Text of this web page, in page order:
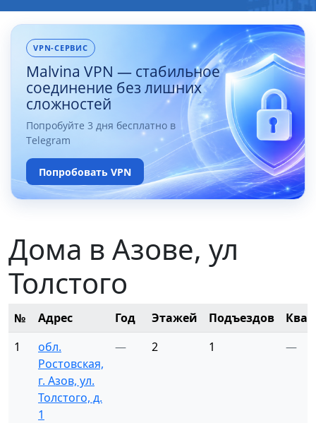
VPN-СЕРВИС
Malvina VPN — стабильное
соединение без лишних
сложностей
Попробуйте 3 дня бесплатно в
Telegram
Попробовать VPN
Дома в Азове, ул
Толстого
№ Адрес Год Этажей Подъездов
1
обл.
Ростовская,
г. Азов, ул.
Толстого, д.
1
— 2 1 —